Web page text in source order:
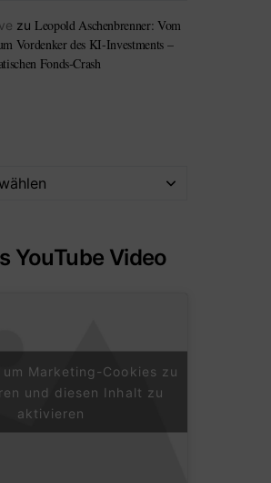
zu Leopold Aschenbrenner: Vom
Vordenker des KI-Investments –
Fonds-Crash
YouTube Video
Marketing-Cookies zu
und diesen Inhalt zu
aktivieren